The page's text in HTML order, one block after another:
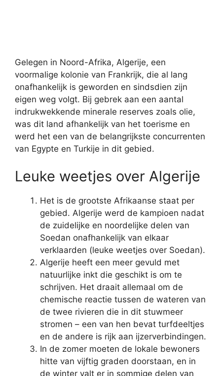
Gelegen in Noord-Afrika, Algerije, een
voormalige kolonie van Frankrijk, die al lang
onafhankelijk is geworden en sindsdien zijn
eigen weg volgt. Bij gebrek aan een aantal
indrukwekkende minerale reserves zoals olie,
was dit land afhankelijk van het toerisme en
werd het een van de belangrijkste concurrenten
van Egypte en Turkije in dit gebied.
Leuke weetjes over Algerije
Het is de grootste Afrikaanse staat per
gebied. Algerije werd de kampioen nadat
de zuidelijke en noordelijke delen van
Soedan onafhankelijk van elkaar
verklaarden (leuke weetjes over Soedan).
Algerije heeft een meer gevuld met
natuurlijke inkt die geschikt is om te
schrijven. Het draait allemaal om de
chemische reactie tussen de wateren van
de twee rivieren die in dit stuwmeer
stromen – een van hen bevat turfdeeltjes
en de andere is rijk aan ijzerverbindingen.
In de zomer moeten de lokale bewoners
hitte van vijftig graden doorstaan, en in
de winter valt er in sommige delen van